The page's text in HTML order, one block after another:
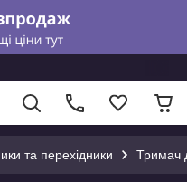
та перехідники Тримач